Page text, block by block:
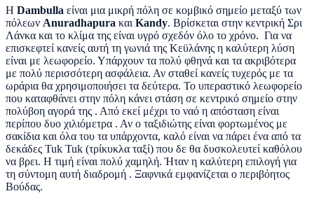
Η Dambulla είναι μια μικρή πόλη σε κομβικό σημείο μεταξύ των
πόλεων Anuradhapura και Kandy. Βρίσκεται στην κεντρική Σρι
Λάνκα και το κλίμα της είναι υγρό σχεδόν όλο το χρόνο. Για να
επισκεφτεί κανείς αυτή τη γωνιά της Κεϋλάνης η καλύτερη λύση
είναι με λεωφορείο. Υπάρχουν τα πολύ φθηνά και τα ακριβότερα
με πολύ περισσότερη ασφάλεια. Αν σταθεί κανείς τυχερός με τα
ωράρια θα χρησιμοποιήσει τα δεύτερα. Το υπεραστικό λεωφορείο
που καταφθάνει στην πόλη κάνει στάση σε κεντρικό σημείο στην
πολύβοη αγορά της . Από εκεί μέχρι το ναό η απόσταση είναι
περίπου δυο χιλιόμετρα . Αν ο ταξιδιώτης είναι φορτωμένος με
σακίδια και όλα του τα υπάρχοντα, καλό είναι να πάρει ένα από τα
δεκάδες Tuk Tuk (τρίκυκλα ταξί) που δε θα δυσκολευτεί καθόλου
να βρει. Η τιμή είναι πολύ χαμηλή. Ήταν η καλύτερη επιλογή για
τη σύντομη αυτή διαδρομή . Ξαφνικά εμφανίζεται ο περιβόητος
Βούδας.